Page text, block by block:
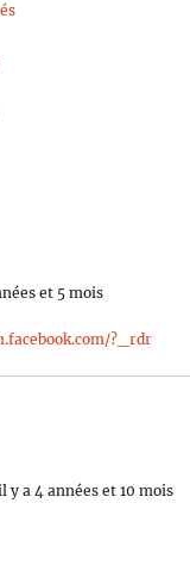
et 5 mois
?_rdr
a 4 années et 10 mois